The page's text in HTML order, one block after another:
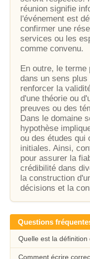
réunion signifie
l'événement est
confirmer une
services ou les
comme convenu.
En outre, le terme
dans un sens
renforcer la
d'une théorie ou
preuves ou des
Dans le domaine
hypothèse
ou des études qui
initiales. Ainsi,
pour assurer la
crédibilité dans
la construction
décisions et la
Questions
Quelle est la
Comment écrire